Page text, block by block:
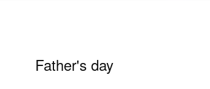
Father's day